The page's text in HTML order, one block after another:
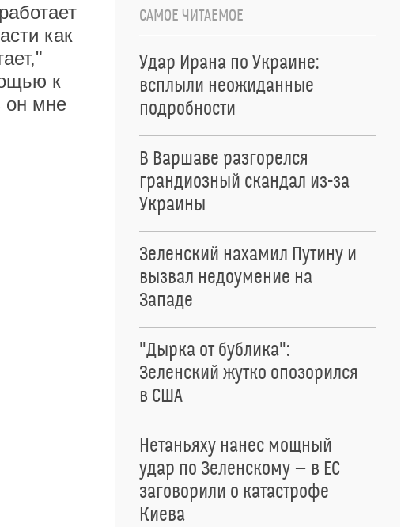
как
к
он мне
САМОЕ ЧИТАЕМОЕ
Удар Ирана по Украине:
всплыли неожиданные
подробности
В Варшаве разгорелся
грандиозный скандал из-за
Украины
Зеленский нахамил Путину и
вызвал недоумение на
Западе
"Дырка от бублика":
Зеленский жутко опозорился
в США
Нетаньяху нанес мощный
удар по Зеленскому — в ЕС
заговорили о катастрофе
Киева